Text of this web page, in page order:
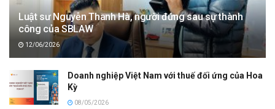
Luật sư Nguyễn Thanh Hà, người đứng sau sự thành
công của SBLAW
12/06/2026
Doanh nghiệp Việt Nam với thuế đối ứng của Hoa
Kỳ
08/05/2026